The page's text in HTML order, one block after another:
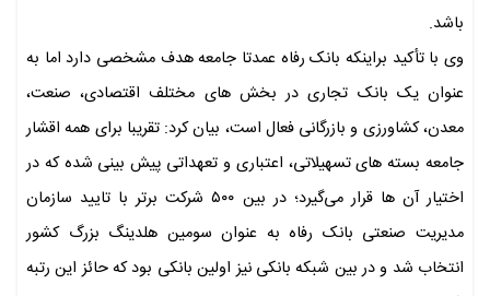
باشد‌.
وی با تأکید براینکه بانک رفاه عمدتا جامعه هدف مشخصی دارد اما به
عنوان یک بانک تجاری در بخش های مختلف اقتصادی، صنعت،
معدن، کشاورزی و بازرگانی فعال است، بیان کرد: تقریبا برای همه اقشار
جامعه بسته های تسهیلاتی، اعتباری و تعهداتی پیش بینی شده که در
اختیار آن ها قرار می‌گیرد؛ در بین ۵۰۰ شرکت برتر با تایید سازمان
مدیریت صنعتی بانک رفاه به عنوان سومین هلدینگ بزرگ کشور
انتخاب شد و در بین شبکه بانکی نیز اولین بانکی بود که حائز این رتبه